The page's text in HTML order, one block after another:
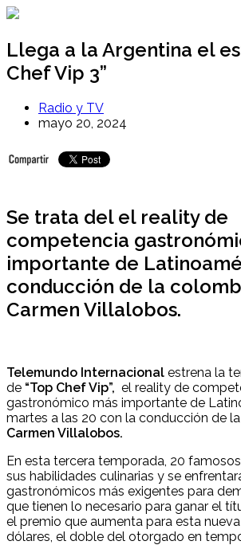
Ir
contenido
Llega a la Argentina el
Chef Vip 3”
Radio y TV
mayo 20, 2024
Se trata del el reality de
competencia
importante de
conducción de la
Carmen Villalobos.
Telemundo Internacional estrena la
de “Top Chef Vip”, el reality de
gastronómico más importante de
martes a las 20 con la conducción de
Carmen Villalobos.
En esta tercera temporada, 20
sus habilidades culinarias y se
gastronómicos más exigentes para
que tienen lo necesario para ganar el
el premio que aumenta para esta
dólares, el doble del otorgado en